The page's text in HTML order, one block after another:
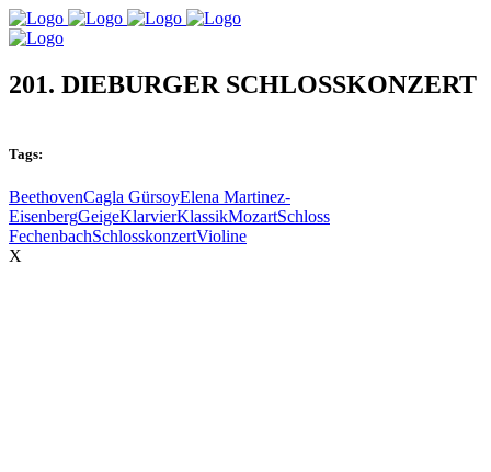
201. DIEBURGER SCHLOSSKONZERT
Tags:
BeethovenCagla GürsoyElena Martinez-
EisenbergGeigeKlarvierKlassikMozartSchloss
FechenbachSchlosskonzertVioline
X